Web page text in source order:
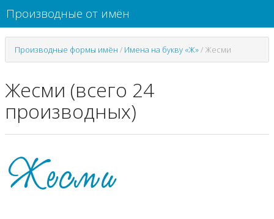
Производные от имён
Производные формы имён / Имена на букву «Ж»/ Жесми
Жесми (всего 24
производных)